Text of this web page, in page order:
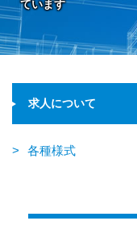
ています
求人について
各種様式